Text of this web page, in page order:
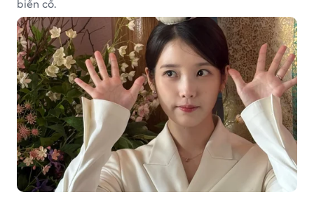
biến cố.